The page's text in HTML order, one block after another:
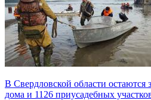
В Свердловской области
дома и 1126 приусадебных